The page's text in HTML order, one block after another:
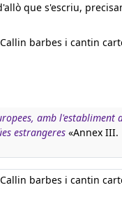
que s'escriu,
barbes i cantin
amb l'establiment
estrangeres «Annex III.
barbes i cantin